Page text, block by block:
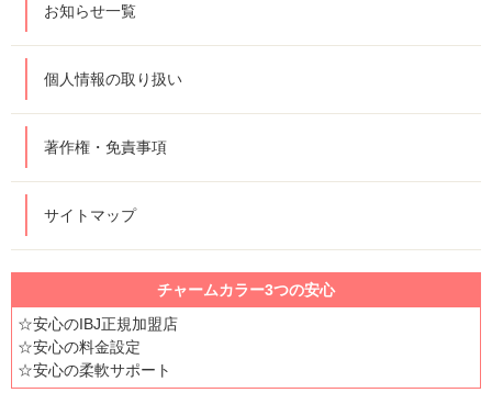
お知らせ一覧
個人情報の取り扱い
著作権・免責事項
サイトマップ
チャームカラー3つの安心
☆安心のIBJ正規加盟店
☆安心の料金設定
☆安心の柔軟サポート